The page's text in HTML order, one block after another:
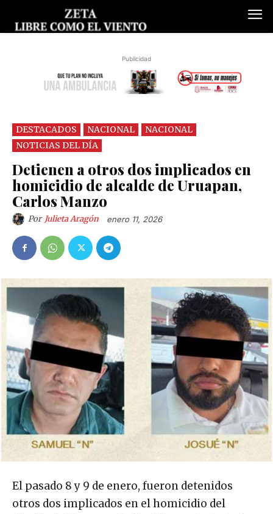
Publicidad
DESTACADOS NACIONAL
NACIONAL
NOTICIAS DEL DÍA
Detienen a otros dos implicados en
homicidio de alcalde de Uruapan,
Carlos Manzo
Por Julieta Aragón enero 11, 2026
El pasado 8 y 9 de enero, fueron detenidos
otros dos implicados en el homicidio del